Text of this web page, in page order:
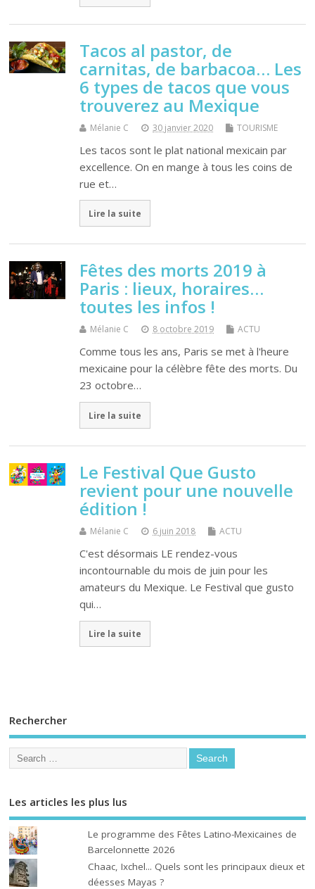
Tacos al pastor, de
carnitas, de barbacoa… Les
6 types de tacos que vous
trouverez au Mexique
Mélanie C 30 janvier 2020 TOURISME
Les tacos sont le plat national mexicain par
excellence. On en mange à tous les coins de
rue et…
Lire la suite
Fêtes des morts 2019 à
Paris : lieux, horaires…
toutes les infos !
Mélanie C 8 octobre 2019 ACTU
Comme tous les ans, Paris se met à l'heure
mexicaine pour la célèbre fête des morts. Du
23 octobre…
Lire la suite
Le Festival Que Gusto
revient pour une nouvelle
édition !
Mélanie C 6 juin 2018 ACTU
C'est désormais LE rendez-vous
incontournable du mois de juin pour les
amateurs du Mexique. Le Festival que gusto
qui…
Lire la suite
Rechercher
Les articles les plus lus
Le programme des Fêtes Latino-Mexicaines de
Barcelonnette 2026
Chaac, Ixchel... Quels sont les principaux dieux et
déesses Mayas ?